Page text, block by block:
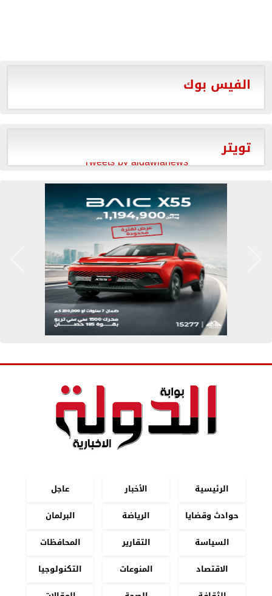
الفيس بوك
تويتر
Tweets by aldawlanews
الرئيسية الأخبار
عاجل
حوادث وقضايا
الرياضة
البرلمان
السياسة
التقارير
المحافظات
الاقتصاد
المنوعات
التكنولوجيا